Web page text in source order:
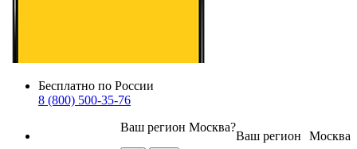
Бесплатно по России
8 (800) 500-35-76
Москва
Ваш регион
Ваш регион Москва?